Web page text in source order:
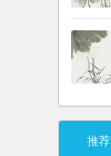
推荐